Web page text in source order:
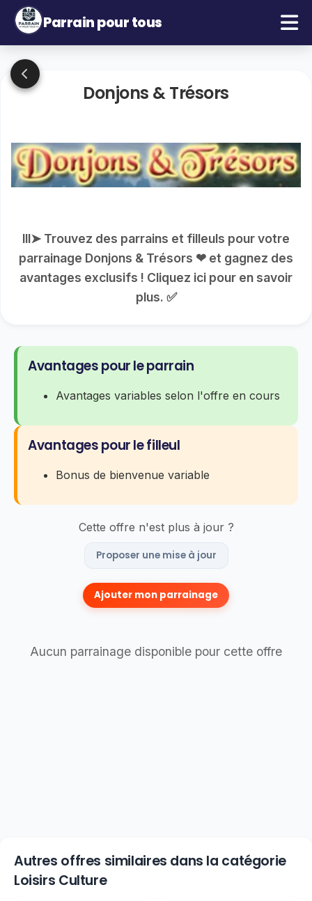
Parrain pour tous
Donjons & Trésors
lll➤ Trouvez des parrains et filleuls pour votre
parrainage Donjons & Trésors ❤ et gagnez des
avantages exclusifs ! Cliquez ici pour en savoir
plus. ✅
Avantages pour le parrain
Avantages variables selon l'offre en cours
Avantages pour le filleul
Bonus de bienvenue variable
Cette offre n'est plus à jour ?
Proposer une mise à jour
Ajouter mon parrainage
Aucun parrainage disponible pour cette offre
Autres offres similaires dans la catégorie
Loisirs Culture